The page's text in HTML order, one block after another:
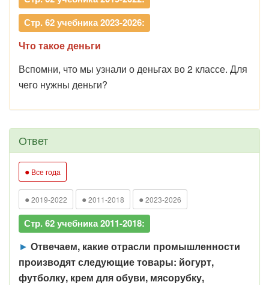
Стр. 62 учебника 2023-2026:
Что такое деньги
Вспомни, что мы узнали о деньгах во 2 классе. Для
чего нужны деньги?
Ответ
● Все года
● 2019-2022 ● 2011-2018 ● 2023-2026
Стр. 62 учебника 2011-2018:
► Отвечаем, какие отрасли промышленности
производят следующие товары: йогурт,
футболку, крем для обуви, мясорубку,